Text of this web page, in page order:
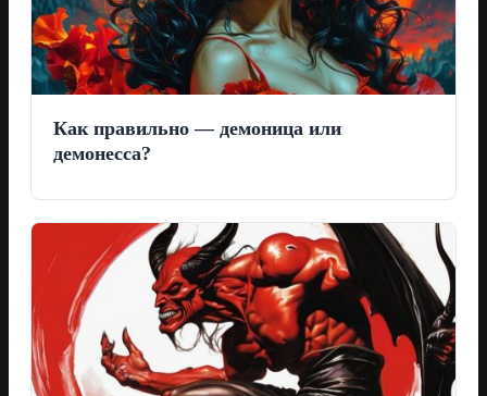
Как правильно — демоница или
демонесса?